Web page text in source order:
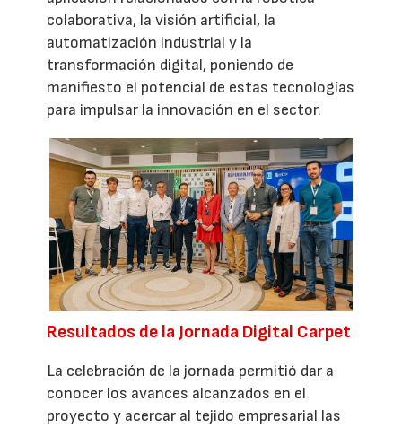
colaborativa, la visión artificial, la
automatización industrial y la
transformación digital, poniendo de
manifiesto el potencial de estas tecnologías
para impulsar la innovación en el sector.
Resultados de la Jornada Digital Carpet
La celebración de la jornada permitió dar a
conocer los avances alcanzados en el
proyecto y acercar al tejido empresarial las